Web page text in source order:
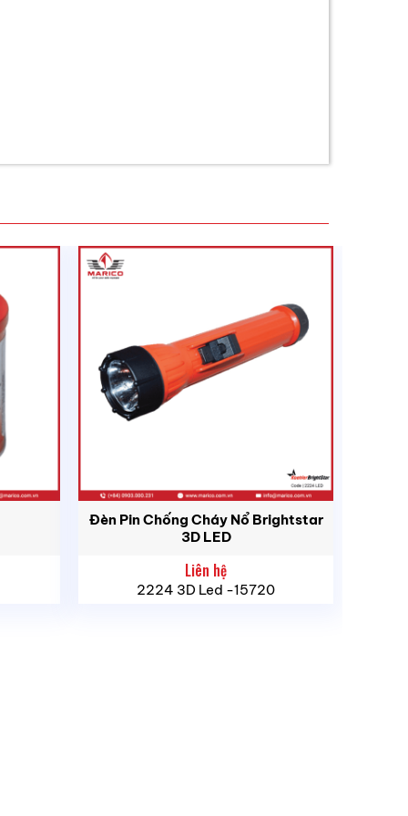
Đèn Pin Chống Cháy Nổ Brightstar
3D LED
Liên hệ
2224 3D Led -15720